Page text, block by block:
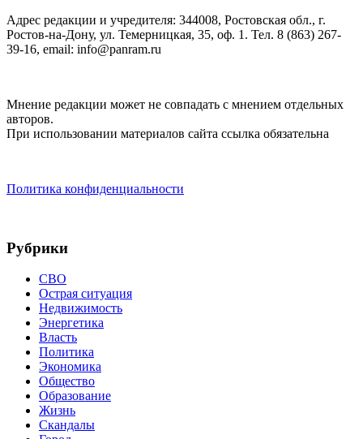
Адрес редакции и учредителя: 344008, Ростовская обл., г.
Ростов-на-Дону, ул. Темерницкая, 35, оф. 1. Тел. 8 (863) 267-
39-16, email: info@panram.ru
Мнение редакции может не совпадать с мнением отдельных
авторов.
При использовании материалов сайта ссылка обязательна
Политика конфиденциальности
Рубрики
СВО
Острая ситуация
Недвижимость
Энергетика
Власть
Политика
Экономика
Общество
Образование
Жизнь
Скандалы